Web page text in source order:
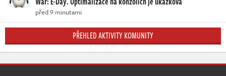
před 9 minutami
PŘEHLED AKTIVITY KOMUNITY